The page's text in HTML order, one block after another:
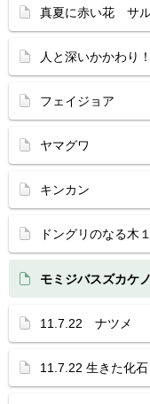
真夏に赤い花 サ
人と深いかかわ
フェイジョア
ヤマグワ
キンカン
ドングリのなる木
モミジバスズカケ
11.7.22 ナツメ
11.7.22 生きた化